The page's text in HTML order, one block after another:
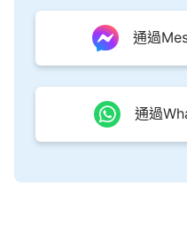
啟示錄 19:6
我聽見好像群眾的
音，說：「哈利路亞
作王了。」
啟示錄 15:3
通過
通過